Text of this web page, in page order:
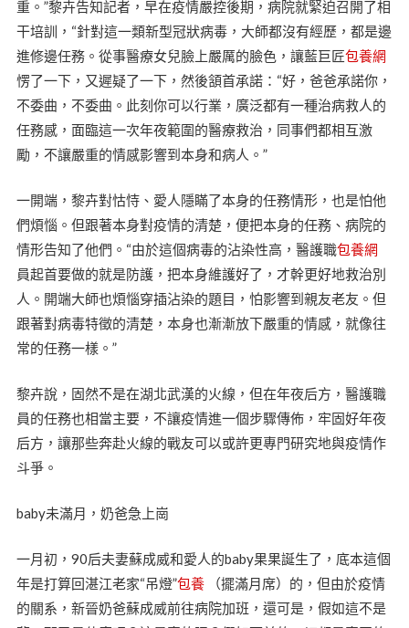
重。”黎卉告知記者，早在疫情嚴控後期，病院就緊迫召開了相
干培訓，“針對這一類新型冠狀病毒，大師都沒有經歷，都是邊
進修邊任務。從事醫療女兒臉上嚴厲的臉色，讓藍巨匠包養網
愣了一下，又遲疑了一下，然後頷首承諾：“好，爸爸承諾你，
不委曲，不委曲。此刻你可以行業，廣泛都有一種治病救人的
任務感，面臨這一次年夜範圍的醫療救治，同事們都相互激
勵，不讓嚴重的情感影響到本身和病人。”
一開端，黎卉對怙恃、愛人隱瞞了本身的任務情形，也是怕他
們煩惱。但跟著本身對疫情的清楚，便把本身的任務、病院的
情形告知了他們。“由於這個病毒的沾染性高，醫護職包養網
員起首要做的就是防護，把本身維護好了，才幹更好地救治別
人。開端大師也煩惱穿插沾染的題目，怕影響到親友老友。但
跟著對病毒特徵的清楚，本身也漸漸放下嚴重的情感，就像往
常的任務一樣。”
黎卉說，固然不是在湖北武漢的火線，但在年夜后方，醫護職
員的任務也相當主要，不讓疫情進一個步驟傳佈，牢固好年夜
后方，讓那些奔赴火線的戰友可以或許更專門研究地與疫情作
斗爭。
baby未滿月，奶爸急上崗
一月初，90后夫妻蘇成威和愛人的baby果果誕生了，底本這個
年是打算回湛江老家“吊燈”包養（擺滿月席）的，但由於疫情
的關系，新晉奶爸蘇成威前往病院加班，還可是，假如這不是